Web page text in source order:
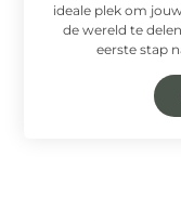
ideale plek om
de wereld te
eerste stap